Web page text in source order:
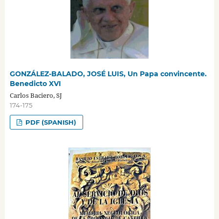
GONZÁLEZ-BALADO, JOSÉ LUIS, Un Papa convincente.
Benedicto XVI
Carlos Baciero, SJ
174-175
PDF (SPANISH)